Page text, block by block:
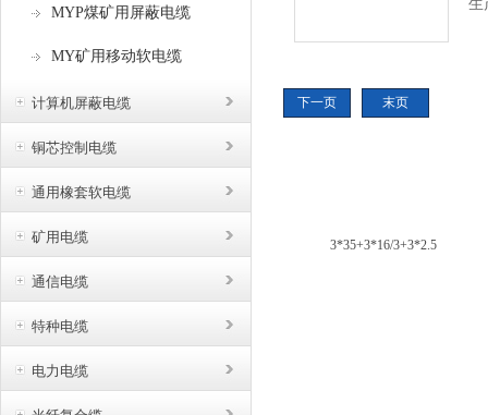
MYP煤矿用屏蔽电缆
MY矿用移动软电缆
计算机屏蔽电缆
铜芯控制电缆
通用橡套软电缆
矿用电缆
通信电缆
特种电缆
电力电缆
生
下一页 末页